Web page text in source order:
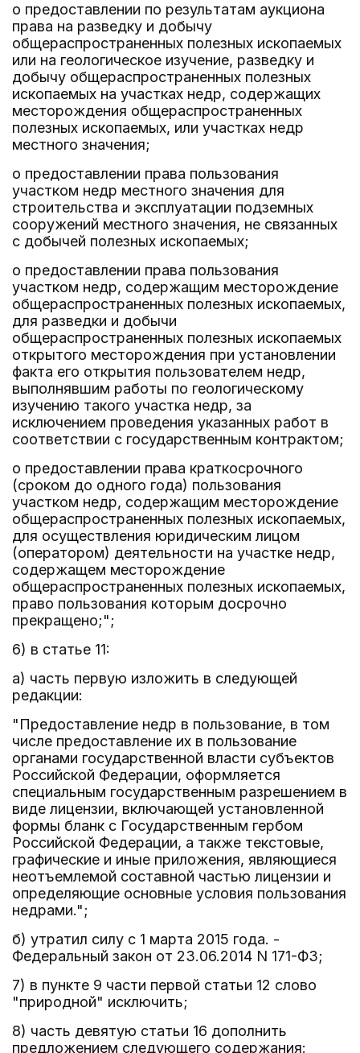
о предоставлении по результатам аукциона
права на разведку и добычу
общераспространенных полезных ископаемых
или на геологическое изучение, разведку и
добычу общераспространенных полезных
ископаемых на участках недр, содержащих
месторождения общераспространенных
полезных ископаемых, или участках недр
местного значения;
о предоставлении права пользования
участком недр местного значения для
строительства и эксплуатации подземных
сооружений местного значения, не связанных
с добычей полезных ископаемых;
о предоставлении права пользования
участком недр, содержащим месторождение
общераспространенных полезных ископаемых,
для разведки и добычи
общераспространенных полезных ископаемых
открытого месторождения при установлении
факта его открытия пользователем недр,
выполнявшим работы по геологическому
изучению такого участка недр, за
исключением проведения указанных работ в
соответствии с государственным контрактом;
о предоставлении права краткосрочного
(сроком до одного года) пользования
участком недр, содержащим месторождение
общераспространенных полезных ископаемых,
для осуществления юридическим лицом
(оператором) деятельности на участке недр,
содержащем месторождение
общераспространенных полезных ископаемых,
право пользования которым досрочно
прекращено;";
6) в статье 11:
а) часть первую изложить в следующей
редакции:
"Предоставление недр в пользование, в том
числе предоставление их в пользование
органами государственной власти субъектов
Российской Федерации, оформляется
специальным государственным разрешением в
виде лицензии, включающей установленной
формы бланк с Государственным гербом
Российской Федерации, а также текстовые,
графические и иные приложения, являющиеся
неотъемлемой составной частью лицензии и
определяющие основные условия пользования
недрами.";
б) утратил силу с 1 марта 2015 года. -
Федеральный закон от 23.06.2014 N 171-ФЗ;
7) в пункте 9 части первой статьи 12 слово
"природной" исключить;
8) часть девятую статьи 16 дополнить
предложением следующего содержания: